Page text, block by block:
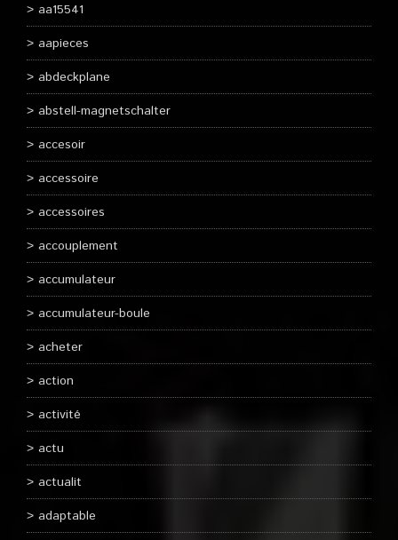
aa15541
aapieces
abdeckplane
abstell-magnetschalter
accesoir
accessoire
accessoires
accouplement
accumulateur
accumulateur-boule
acheter
action
activité
actu
actualit
adaptable